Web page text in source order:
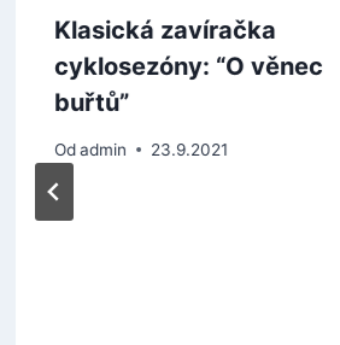
Klasická zavíračka
cyklosezóny: “O věnec
buřtů”
Odadmin 23.9.2021